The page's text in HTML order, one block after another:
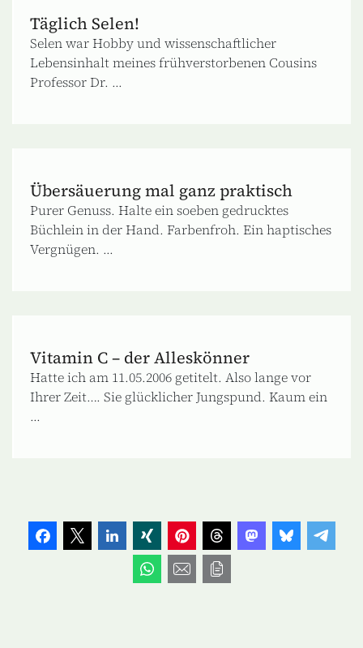
Täglich Selen!
Selen war Hobby und wissenschaftlicher
Lebensinhalt meines frühverstorbenen Cousins
Professor Dr. ...
Übersäuerung mal ganz praktisch
Purer Genuss. Halte ein soeben gedrucktes
Büchlein in der Hand. Farbenfroh. Ein haptisches
Vergnügen. ...
Vitamin C – der Alleskönner
Hatte ich am 11.05.2006 getitelt. Also lange vor
Ihrer Zeit…. Sie glücklicher Jungspund. Kaum ein
...